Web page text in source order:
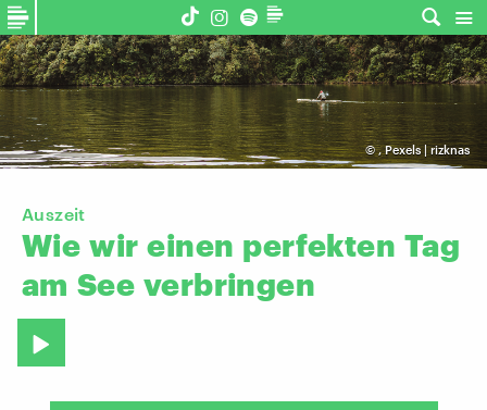
©,Pexels | rizknas
Auszeit
Wie wir einen perfekten Tag
am See verbringen